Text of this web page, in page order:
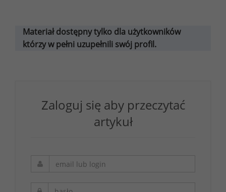
Materiał dostępny tylko dla użytkowników
którzy w pełni uzupełnili swój profil.
Zaloguj się aby przeczytać
artykuł